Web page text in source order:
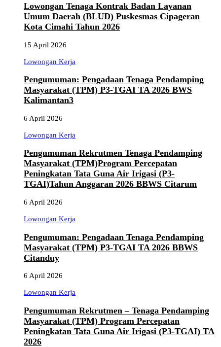
Lowongan Tenaga Kontrak Badan Layanan
Umum Daerah (BLUD) Puskesmas Cipageran
Kota Cimahi Tahun 2026
15 April 2026
Lowongan Kerja
Pengumuman: Pengadaan Tenaga Pendamping
Masyarakat (TPM) P3-TGAI TA 2026 BWS
Kalimantan3
6 April 2026
Lowongan Kerja
Pengumuman Rekrutmen Tenaga Pendamping
Masyarakat (TPM)Program Percepatan
Peningkatan Tata Guna Air Irigasi (P3-
TGAI)Tahun Anggaran 2026 BBWS Citarum
6 April 2026
Lowongan Kerja
Pengumuman: Pengadaan Tenaga Pendamping
Masyarakat (TPM) P3-TGAI TA 2026 BBWS
Citanduy
6 April 2026
Lowongan Kerja
Pengumuman Rekrutmen – Tenaga Pendamping
Masyarakat (TPM) Program Percepatan
Peningkatan Tata Guna Air Irigasi (P3-TGAI) TA
2026